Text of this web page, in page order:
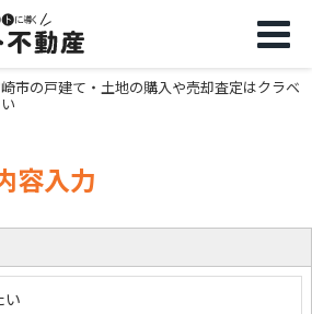
市の戸建て・土地の購入や売却査定はクラベ
容入力
い